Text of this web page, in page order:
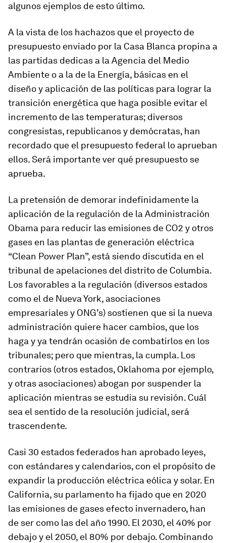
algunos ejemplos de esto último.
A la vista de los hachazos que el proyecto de
presupuesto enviado por la Casa Blanca propina a
las partidas dedicas a la Agencia del Medio
Ambiente o a la de la Energía, básicas en el
diseño y aplicación de las políticas para lograr la
transición energética que haga posible evitar el
incremento de las temperaturas; diversos
congresistas, republicanos y demócratas, han
recordado que el presupuesto federal lo aprueban
ellos. Será importante ver qué presupuesto se
aprueba.
La pretensión de demorar indefinidamente la
aplicación de la regulación de la Administración
Obama para reducir las emisiones de CO2 y otros
gases en las plantas de generación eléctrica
“Clean Power Plan”, está siendo discutida en el
tribunal de apelaciones del distrito de Columbia.
Los favorables a la regulación (diversos estados
como el de Nueva York, asociaciones
empresariales y ONG’s) sostienen que si la nueva
administración quiere hacer cambios, que los
haga y ya tendrán ocasión de combatirlos en los
tribunales; pero que mientras, la cumpla. Los
contrarios (otros estados, Oklahoma por ejemplo,
y otras asociaciones) abogan por suspender la
aplicación mientras se estudia su revisión. Cuál
sea el sentido de la resolución judicial, será
trascendente.
Casi 30 estados federados han aprobado leyes,
con estándares y calendarios, con el propósito de
expandir la producción eléctrica eólica y solar. En
California, su parlamento ha fijado que en 2020
las emisiones de gases efecto invernadero, han
de ser como las del año 1990. El 2030, el 40% por
debajo y el 2050, el 80% por debajo. Combinando